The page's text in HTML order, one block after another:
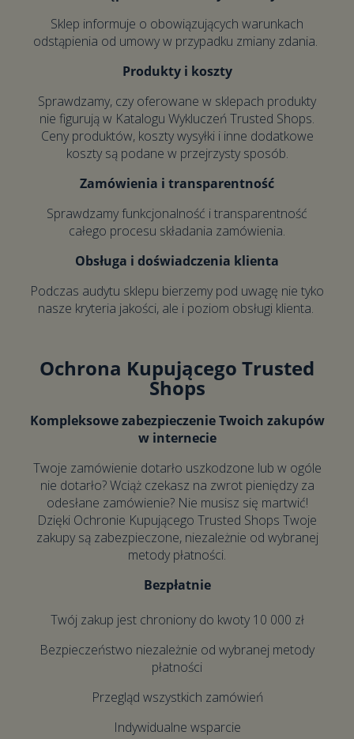
Sklep informuje o obowiązujących warunkach
odstąpienia od umowy w przypadku zmiany zdania.
Produkty i koszty
Sprawdzamy, czy oferowane w sklepach produkty
nie figurują w Katalogu Wykluczeń Trusted Shops.
Ceny produktów, koszty wysyłki i inne dodatkowe
koszty są podane w przejrzysty sposób.
Zamówienia i transparentność
Sprawdzamy funkcjonalność i transparentność
całego procesu składania zamówienia.
Obsługa i doświadczenia klienta
Podczas audytu sklepu bierzemy pod uwagę nie tyko
nasze kryteria jakości, ale i poziom obsługi klienta.
Ochrona Kupującego Trusted
Shops
Kompleksowe zabezpieczenie Twoich zakupów
w internecie
Twoje zamówienie dotarło uszkodzone lub w ogóle
nie dotarło? Wciąż czekasz na zwrot pieniędzy za
odesłane zamówienie? Nie musisz się martwić!
Dzięki Ochronie Kupującego Trusted Shops Twoje
zakupy są zabezpieczone, niezależnie od wybranej
metody płatności.
Bezpłatnie
Twój zakup jest chroniony do kwoty 10 000 zł
Bezpieczeństwo niezależnie od wybranej metody
płatności
Przegląd wszystkich zamówień
Indywidualne wsparcie